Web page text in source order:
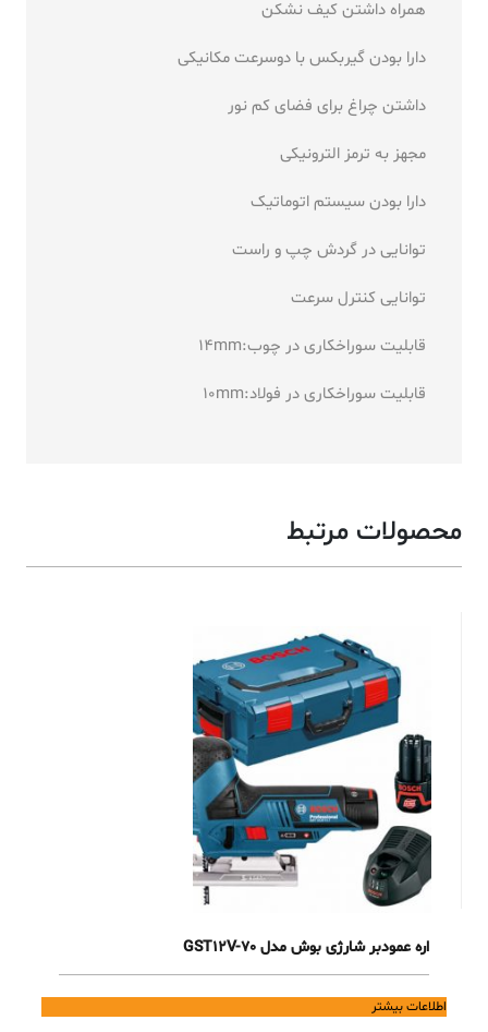
همراه داشتن کیف نشکن
دارا بودن گیربکس با دوسرعت مکانیکی
داشتن چراغ برای فضای کم نور
مجهز به ترمز الترونیکی
دارا بودن سیستم اتوماتیک
توانایی در گردش چپ و راست
توانایی کنترل سرعت
قابلیت سوراخکاری در چوب:14mm
قابلیت سوراخکاری در فولاد:10mm
محصولات مرتبط
اره عمودبر شارژی بوش مدل GST12V-70
اطلاعات بیشتر